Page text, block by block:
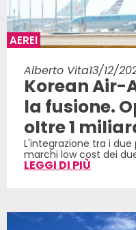
AEREI
Alberto Vita13/12/
Korean Air-
la fusione.
oltre 1
L'integrazione tra i
marchi low cost dei
LEGGI DI PIÙ